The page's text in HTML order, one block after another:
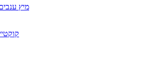
מיץ